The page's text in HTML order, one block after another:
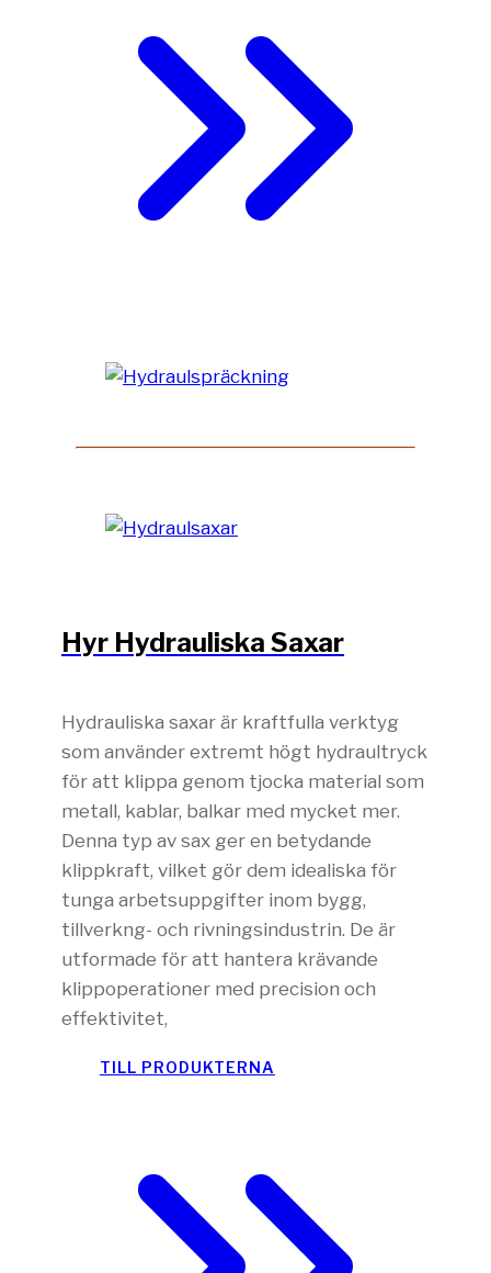
Hyr Hydrauliska Saxar
Hydrauliska saxar är kraftfulla verktyg
som använder extremt högt hydraultryck
för att klippa genom tjocka material som
metall, kablar, balkar med mycket mer.
Denna typ av sax ger en betydande
klippkraft, vilket gör dem idealiska för
tunga arbetsuppgifter inom bygg,
tillverkng- och rivningsindustrin. De är
utformade för att hantera krävande
klippoperationer med precision och
effektivitet,
TILL PRODUKTERNA